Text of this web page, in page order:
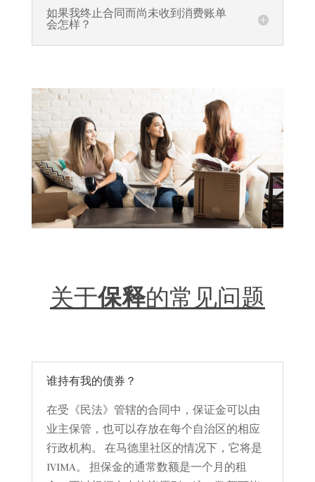
如果我终止合同而尚未收到消费账单
会怎样？
关于保释的常见问题
谁持有我的债券？
在受《民法》管辖的合同中，保证金可以由
业主保管，也可以存放在每个自治区的相应
行政机构。 在马德里社区的情况下，它将是
IVIMA。 担保金的通常数额是一个月的租